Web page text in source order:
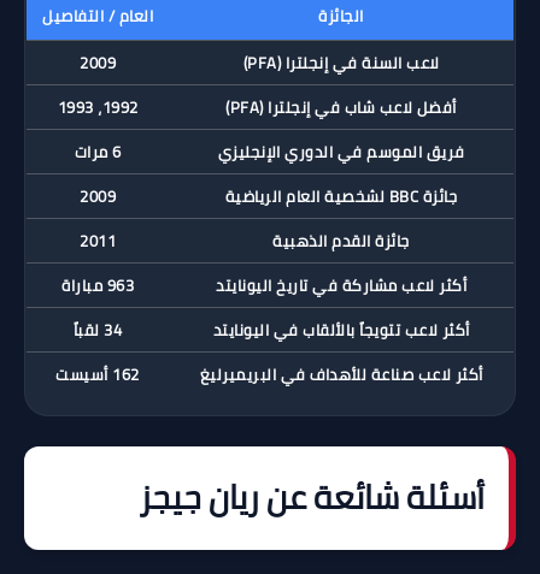
الجائزة
العام / التفاصيل
لاعب السنة في إنجلترا (PFA)
2009
أفضل لاعب شاب في إنجلترا (PFA)
1992، 1993
فريق الموسم في الدوري الإنجليزي
جائزة BBC لشخصية العام الرياضية
2009
جائزة القدم الذهبية
2011
أكثر لاعب مشاركة في تاريخ اليونايتد
963 مباراة
أكثر لاعب تتويجاً بالألقاب في اليونايتد
أكثر لاعب صناعة للأهداف في البريميرليغ
162 أسيست
أسئلة شائعة عن ريان جيجز